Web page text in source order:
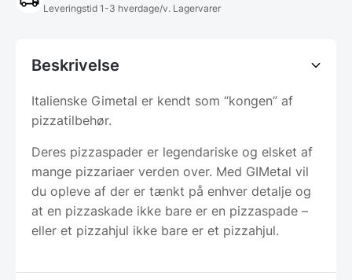
Leveringstid 1-3 hverdage/v. Lagervarer
Beskrivelse
Italienske Gimetal er kendt som “kongen” af
pizzatilbehør.
Deres pizzaspader er legendariske og elsket af
mange pizzariaer verden over. Med GIMetal vil
du opleve af der er tænkt på enhver detalje og
at en pizzaskade ikke bare er en pizzaspade –
eller et pizzahjul ikke bare er et pizzahjul.